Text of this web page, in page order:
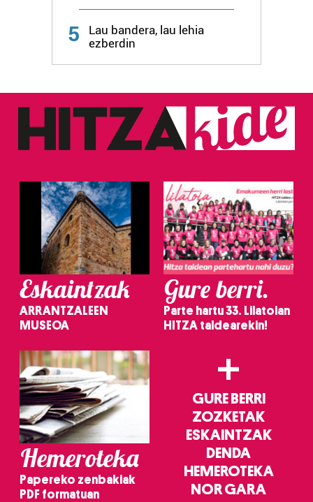
5
Lau bandera, lau lehia
ezberdin
Eskaintzak
ARRANTZALEEN
MUSEOA
Gure berri.
Parte hartu 33. Lilatoian
HITZA taldearekin!
Hemeroteka
Papereko zenbakiak
PDF formatuan
+
GURE BERRI
ZOZKETAK
ESKAINTZAK
DENDA
HEMEROTEKA
NOR GARA